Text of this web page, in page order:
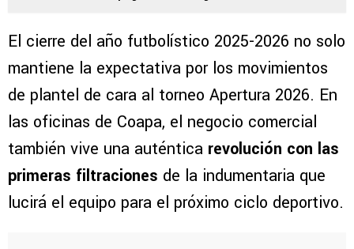
El cierre del año futbolístico 2025-2026 no solo
mantiene la expectativa por los movimientos
de plantel de cara al torneo Apertura 2026. En
las oficinas de Coapa, el negocio comercial
también vive una auténtica revolución con las
primeras filtraciones de la indumentaria que
lucirá el equipo para el próximo ciclo deportivo.